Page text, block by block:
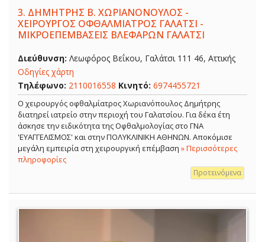
3. ΔΗΜΗΤΡΗΣ Β. ΧΩΡΙΑΝΟΝΟΥΛΟΣ -
ΧΕΙΡΟΥΡΓΟΣ ΟΦΘΑΛΜΙΑΤΡΟΣ ΓΑΛΑΤΣΙ -
ΜΙΚΡΟΕΠΕΜΒΑΣΕΙΣ ΒΛΕΦΑΡΩΝ ΓΑΛΑΤΣΙ
Διεύθυνση: Λεωφόρος Βεΐκου, Γαλάτσι 111 46, Αττικής
Οδηγίες χάρτη
Τηλέφωνο: 2110016558 Κινητό: 6974455721
Ο χειρουργός οφθαλμίατρος Χωριανόπουλος Δημήτρης
διατηρεί ιατρείο στην περιοχή του Γαλατσίου. Για δέκα έτη
άσκησε την ειδικότητα της Οφθαλμολογίας στο ΓΝΑ
'ΕΥΑΓΓΕΛΙΣΜΟΣ' και στην ΠΟΛΥΚΛΙΝΙΚΗ ΑΘΗΝΩΝ. Αποκόμισε
μεγάλη εμπειρία στη χειρουργική επέμβαση » Περισσότερες
πληροφορίες
Προτεινόμενα